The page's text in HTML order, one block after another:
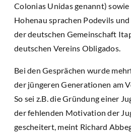
Colonias Unidas genannt)
Hohenau sprachen Podevils
der deutschen Gemeinschaft
deutschen Vereins Obligados.
Bei den Gesprächen wurde
der jüngeren Generationen am
So sei z.B. die Gründung einer
der fehlenden Motivation der
gescheitert, meint Richard